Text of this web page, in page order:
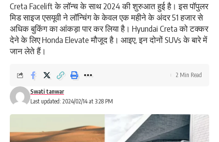
Creta Facelift के लॉन्च के साथ 2024 की शुरुआत हुई है। इस पॉपुलर
मिड साइज एसयूवी ने लॉन्चिंग के केवल एक महीने के अंदर 51 हजार से
अधिक बुकिंग का आंकड़ा पार कर लिया है। Hyundai Creta को टक्कर
देने के लिए Honda Elevate मौजूद है। आइए, इन दोनों SUVs के बारे में
जान लेते हैं।
Last updated: 2024/02/14 at 3:28 PM
Swati tanwar
2 Min Read